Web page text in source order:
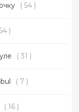
( 54 )
)
( 31 )
( 7 )
( 16 )